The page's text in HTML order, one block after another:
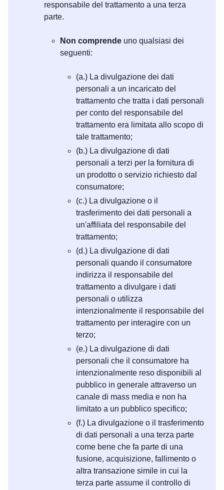
responsabile del trattamento a una terza
parte.
Non comprende uno qualsiasi dei
seguenti:
(a.) La divulgazione dei dati
personali a un incaricato del
trattamento che tratta i dati personali
per conto del responsabile del
trattamento era limitata allo scopo di
tale trattamento;
(b.) La divulgazione di dati
personali a terzi per la fornitura di
un prodotto o servizio richiesto dal
consumatore;
(c.) La divulgazione o il
trasferimento dei dati personali a
un'affiliata del responsabile del
trattamento;
(d.) La divulgazione di dati
personali quando il consumatore
indirizza il responsabile del
trattamento a divulgare i dati
personali o utilizza
intenzionalmente il responsabile del
trattamento per interagire con un
terzo;
(e.) La divulgazione di dati
personali che il consumatore ha
intenzionalmente reso disponibili al
pubblico in generale attraverso un
canale di mass media e non ha
limitato a un pubblico specifico;
(f.) La divulgazione o il trasferimento
di dati personali a una terza parte
come bene che fa parte di una
fusione, acquisizione, fallimento o
altra transazione simile in cui la
terza parte assume il controllo di